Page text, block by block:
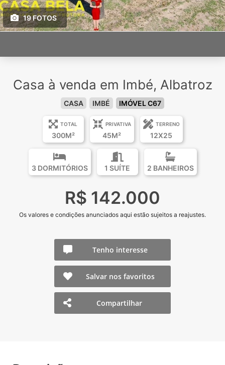
19 FOTOS
Casa à venda em Imbé, Albatroz
CASA IMBÉ IMÓVEL C67
TOTAL
300M²
PRIVATIVA
45M²
TERRENO
12X25
3 DORMITÓRIOS 1 SUÍTE 2 BANHEIROS
R$ 142.000
Os valores e condições anunciados aqui estão sujeitos a reajustes.
Tenho interesse
Salvar nos favoritos
Compartilhar